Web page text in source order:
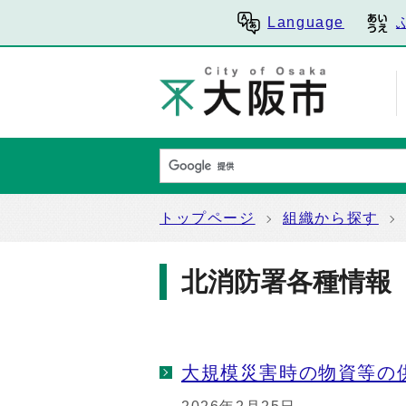
Language
トップページ 組織から探す
北消防署各種情報
大規模災害時の物資等の